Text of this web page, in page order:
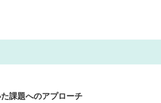
課題へのアプローチ